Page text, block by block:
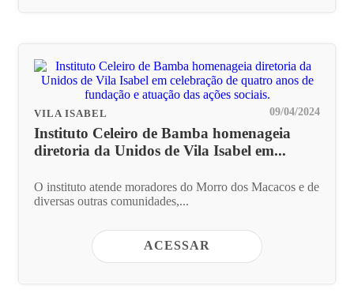
VILA ISABEL 09/04/2024
Instituto Celeiro de Bamba homenageia
diretoria da Unidos de Vila Isabel em...
O instituto atende moradores do Morro dos Macacos e de
diversas outras comunidades,...
ACESSAR